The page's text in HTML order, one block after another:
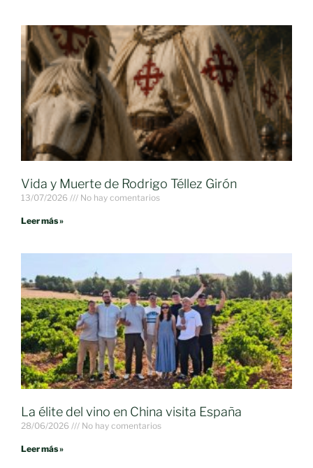
Vida y Muerte de Rodrigo Téllez Girón
13/07/2026 No hay comentarios
Leer más »
La élite del vino en China visita España
28/06/2026 No hay comentarios
Leer más »